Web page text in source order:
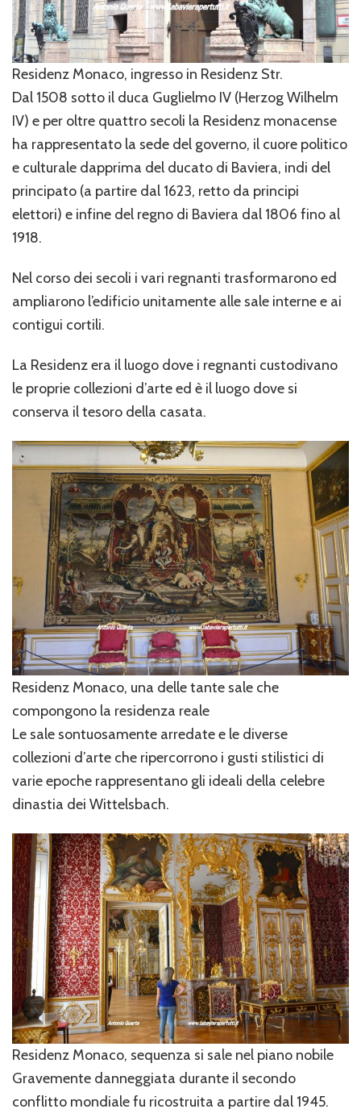
Residenz Monaco, ingresso in Residenz Str.
Dal 1508 sotto il duca Guglielmo IV (Herzog Wilhelm
IV) e per oltre quattro secoli la Residenz monacense
ha rappresentato la sede del governo, il cuore politico
e culturale dapprima del ducato di Baviera, indi del
principato (a partire dal 1623, retto da principi
elettori) e infine del regno di Baviera dal 1806 fino al
1918.
Nel corso dei secoli i vari regnanti trasformarono ed
ampliarono l’edificio unitamente alle sale interne e ai
contigui cortili.
La Residenz era il luogo dove i regnanti custodivano
le proprie collezioni d’arte ed è il luogo dove si
conserva il tesoro della casata.
Residenz Monaco, una delle tante sale che
compongono la residenza reale
Le sale sontuosamente arredate e le diverse
collezioni d’arte che ripercorrono i gusti stilistici di
varie epoche rappresentano gli ideali della celebre
dinastia dei Wittelsbach.
Residenz Monaco, sequenza si sale nel piano nobile
Gravemente danneggiata durante il secondo
conflitto mondiale fu ricostruita a partire dal 1945.